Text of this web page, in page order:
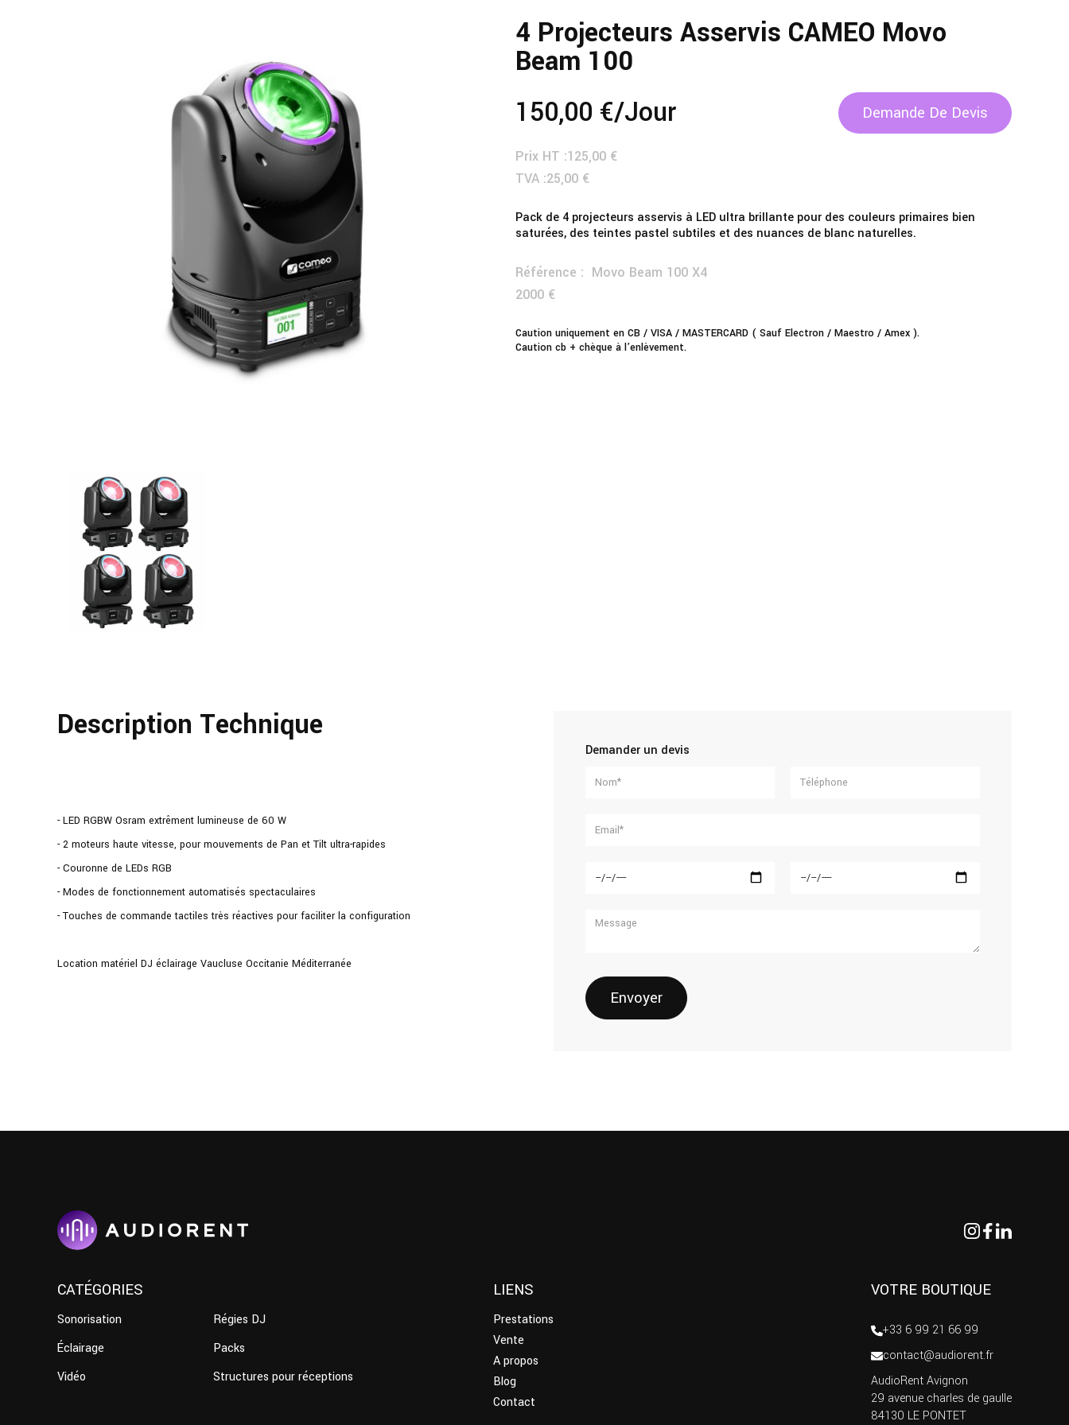
4 Projecteurs Asservis CAMEO Movo
Beam 100
150,00 €/jour Demande De Devis
Prix HT :125,00 €
TVA :25,00 €
Pack de 4 projecteurs asservis à LED ultra brillante pour des couleurs primaires bien
saturées, des teintes pastel subtiles et des nuances de blanc naturelles.
Référence : Movo Beam 100 X4
2000 €
Caution uniquement en CB / VISA / MASTERCARD ( Sauf Electron / Maestro / Amex ).
Caution cb + chèque à l’enlèvement.
Description Technique
- LED RGBW Osram extrêment lumineuse de 60 W
- 2 moteurs haute vitesse, pour mouvements de Pan et Tilt ultra-rapides
- Couronne de LEDs RGB
- Modes de fonctionnement automatisés spectaculaires
- Touches de commande tactiles très réactives pour faciliter la configuration
Location matériel DJ éclairage Vaucluse Occitanie Méditerranée
Demander un devis
CATÉGORIES
Sonorisation
Régies DJ
Éclairage
Packs
Vidéo
Structures pour réceptions
LIENS
Prestations
Vente
A propos
Blog
Contact
VOTRE BOUTIQUE
+33 6 99 21 66 99
contact@audiorent.fr
AudioRent Avignon
29 avenue charles de gaulle
84130 LE PONTET